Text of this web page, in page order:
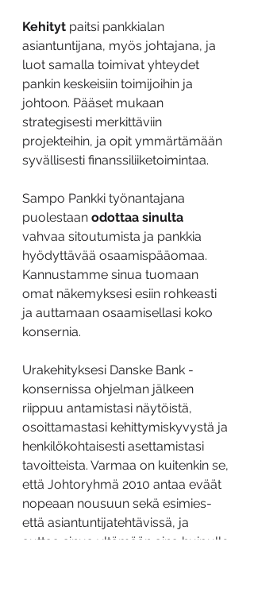
Kehityt paitsi pankkialan
asiantuntijana, myös johtajana, ja
luot samalla toimivat yhteydet
pankin keskeisiin toimijoihin ja
johtoon. Pääset mukaan
strategisesti merkittäviin
projekteihin, ja opit ymmärtämään
syvällisesti finanssiliiketoimintaa.
Sampo Pankki työnantajana
puolestaan odottaa sinulta
vahvaa sitoutumista ja pankkia
hyödyttävää osaamispääomaa.
Kannustamme sinua tuomaan
omat näkemyksesi esiin rohkeasti
ja auttamaan osaamisellasi koko
konsernia.
Urakehityksesi Danske Bank -
konsernissa ohjelman jälkeen
riippuu antamistasi näytöistä,
osoittamastasi kehittymiskyvystä ja
henkilökohtaisesti asettamistasi
tavoitteista. Varmaa on kuitenkin se,
että Johtoryhmä 2010 antaa eväät
nopeaan nousuun sekä esimies-
että asiantuntijatehtävissä, ja
auttaa sinua yltämään aina huipulle